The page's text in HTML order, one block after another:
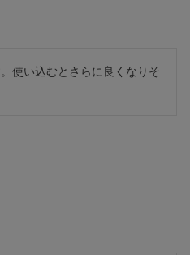
使い込むとさらに良くなりそ